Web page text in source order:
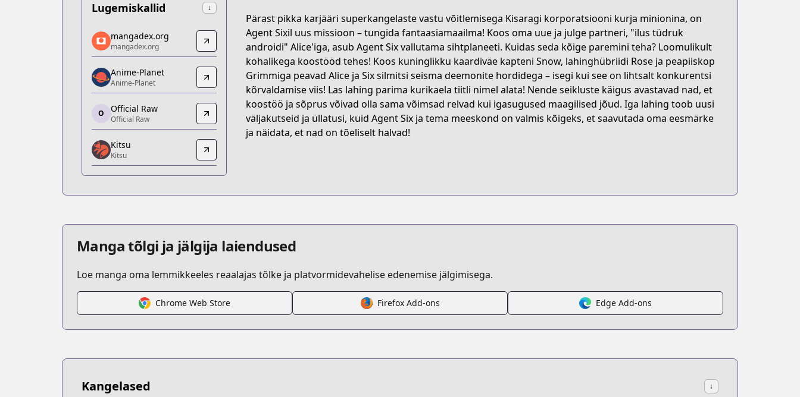
Lugemiskallid ↓
mangadex.org
mangadex.org
https://mangadex.org/title/380da075-2030-48d0-9c5f-86742be4ff10
Anime-Planet
Anime-Planet
https://www.anime-planet.com/manga/combatants-will-be-dispatched
Official Raw
Official Raw
https://comic-walker.com/contents/detail/KDCW_MF02200275010000_68/
Kitsu
Kitsu
mangadex.org
mangadex.org
Anime-Planet
Anime-Planet
O Official Raw
Official Raw
Kitsu
Kitsu
Pärast pikka karjääri superkangelaste vastu võitlemisega Kisaragi korporatsiooni kurja minionina, on
Agent Sixil uus missioon – tungida fantaasiamaailma! Koos oma uue ja julge partneri, "ilus tüdruk
androidi" Alice'iga, asub Agent Six vallutama sihtplaneeti. Kuidas seda kõige paremini teha? Loomulikult
kohalikega koostööd tehes! Koos kuninglikku kaardiväe kapteni Snow, lahinghübriidi Rose ja peapiiskop
Grimmiga peavad Alice ja Six silmitsi seisma deemonite hordidega – isegi kui see on lihtsalt konkurentsi
kõrvaldamise viis! Las lahing parima kurikaela tiitli nimel alata! Nende seikluste käigus avastavad nad, et
koostöö ja sõprus võivad olla sama võimsad relvad kui igasugused maagilised jõud. Iga lahing toob uusi
väljakutseid ja üllatusi, kuid Agent Six ja tema meeskond on valmis kõigeks, et saavutada oma eesmärke
ja näidata, et nad on tõeliselt halvad!
Manga tõlgi ja jälgija laiendused
Loe manga oma lemmikkeeles reaalajas tõlke ja platvormidevahelise edenemise jälgimisega.
Chrome Web Store Firefox Add-ons Edge Add-ons
Kangelased ↓